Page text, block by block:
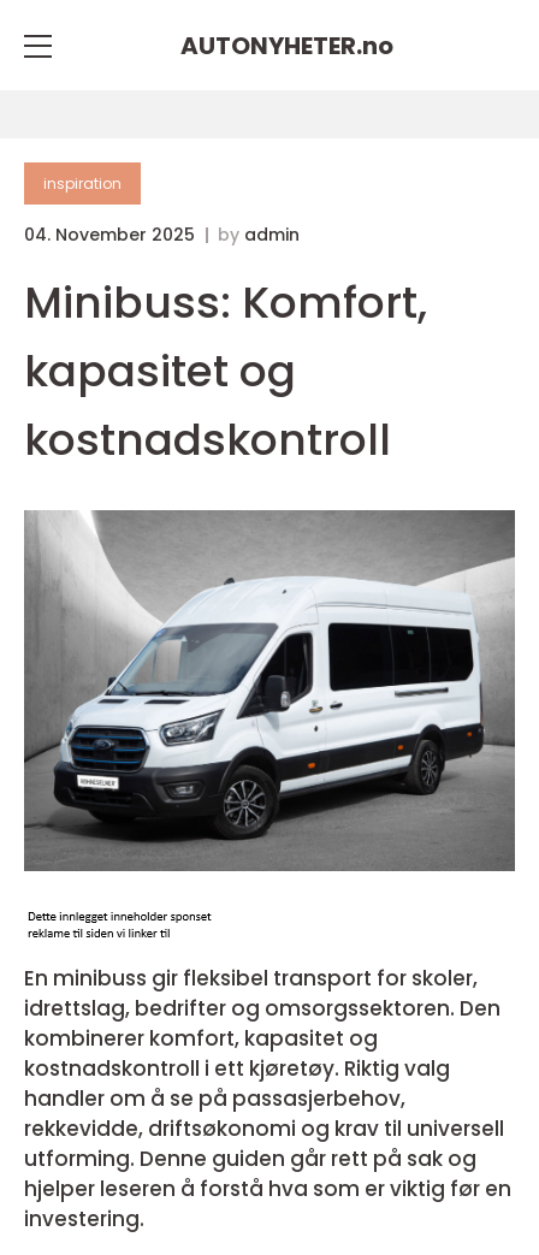
AUTONYHETER.no
inspiration
04. November 2025 by admin
Minibuss: Komfort,
kapasitet og
kostnadskontroll
En minibuss gir fleksibel transport for skoler,
idrettslag, bedrifter og omsorgssektoren. Den
kombinerer komfort, kapasitet og
kostnadskontroll i ett kjøretøy. Riktig valg
handler om å se på passasjerbehov,
rekkevidde, driftsøkonomi og krav til universell
utforming. Denne guiden går rett på sak og
hjelper leseren å forstå hva som er viktig før en
investering.